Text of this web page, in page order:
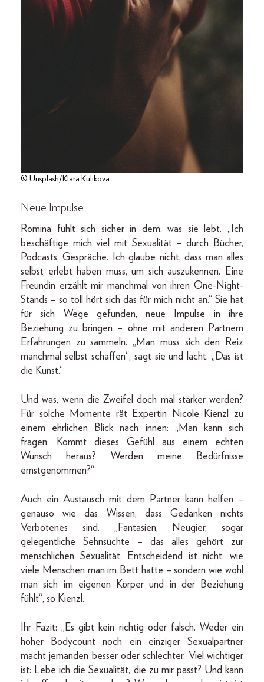
© Unsplash/Klara Kulikova
Neue Impulse
Romina fühlt sich sicher in dem, was sie lebt. „Ich
beschäftige mich viel mit Sexualität – durch Bücher,
Podcasts, Gespräche. Ich glaube nicht, dass man alles
selbst erlebt haben muss, um sich auszukennen. Eine
Freundin erzählt mir manchmal von ihren One-Night-
Stands – so toll hört sich das für mich nicht an.“ Sie hat
für sich Wege gefunden, neue Impulse in ihre
Beziehung zu bringen – ohne mit anderen Partnern
Erfahrungen zu sammeln. „Man muss sich den Reiz
manchmal selbst schaffen“, sagt sie und lacht. „Das ist
die Kunst.“
Und was, wenn die Zweifel doch mal stärker werden?
Für solche Momente rät Expertin Nicole Kienzl zu
einem ehrlichen Blick nach innen: „Man kann sich
fragen: Kommt dieses Gefühl aus einem echten
Wunsch heraus? Werden meine Bedürfnisse
ernstgenommen?“
Auch ein Austausch mit dem Partner kann helfen –
genauso wie das Wissen, dass Gedanken nichts
Verbotenes sind. „Fantasien, Neugier, sogar
gelegentliche Sehnsüchte – das alles gehört zur
menschlichen Sexualität. Entscheidend ist nicht, wie
viele Menschen man im Bett hatte – sondern wie wohl
man sich im eigenen Körper und in der Beziehung
fühlt“, so Kienzl.
Ihr Fazit: „Es gibt kein richtig oder falsch. Weder ein
hoher Bodycount noch ein einziger Sexualpartner
macht jemanden besser oder schlechter. Viel wichtiger
ist: Lebe ich die Sexualität, die zu mir passt? Und kann